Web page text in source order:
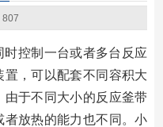
807
控制一台或者多台反应
，可以配套不同容积大
于不同大小的反应釜带
放热的能力也不同。小